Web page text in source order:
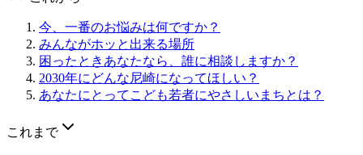
今、一番のお悩みは何ですか？
みんながホッと出来る場所
困ったときあなたなら、誰に相談しますか？
2030年にどんな尼崎になってほしい？
あなたにとってこども若者にやさしいまちとは？
これまで